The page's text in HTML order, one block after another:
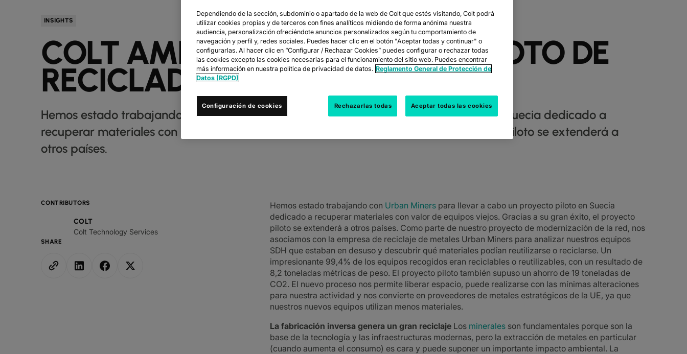
INSIGHTS
COLT AMPLÍA SU PROYECTO PILOTO DE
RECICLADO DE METALES
Hemos estado trabajando con Urban Miners para llevar a cabo un proyecto piloto en Suecia dedicado a
recuperar materiales con valor de equipos viejos. Gracias a su gran éxito, el proyecto piloto se extenderá a
otros países.
CONTRIBUTORS
COLT
Colt Technology Services
SHARE
Hemos estado trabajando con Urban Miners para llevar a cabo un proyecto piloto en Suecia
dedicado a recuperar materiales con valor de equipos viejos. Gracias a su gran éxito, el proyecto
piloto se extenderá a otros países. Como parte de nuestro proyecto de modernización de la red, nos
asociamos con la empresa de reciclaje de metales Urban Miners para analizar nuestros equipos
SDH que estaban en desuso y descubrir qué materiales podían reutilizarse o reciclarse. Un
impresionante 99,4% de los equipos recogidos eran reciclables o reutilizables, con un resultado de
8,2 toneladas métricas de peso. El proyecto piloto también supuso un ahorro de 19 toneladas de
CO2. El nuevo proceso nos permite liberar espacio, puede realizarse con las mínimas alteraciones
para nuestra actividad y nos convierte en proveedores de metales estratégicos de la UE, ya que
nuestros nuevos equipos utilizan menos materiales.
La fabricación inversa genera un gran reciclaje Los minerales son fundamentales porque son la
base de la tecnología y las infraestructuras modernas, pero la extracción de metales en particular
(cuando aumenta el consumo) es cara y puede suponer un importante impacto ambiental. La
Dependiendo de la sección, subdominio o apartado de la web de Colt que estés visitando, Colt podrá
utilizar cookies propias y de terceros con fines analíticos midiendo de forma anónima nuestra
audiencia, personalización ofreciéndote anuncios personalizados según tu comportamiento de
navegación y perfil y, redes sociales. Puedes hacer clic en el botón "Aceptar todas y continuar" o
configurarlas. Al hacer clic en “Configurar / Rechazar Cookies” puedes configurar o rechazar todas
las cookies excepto las cookies necesarias para el funcionamiento del sitio web. Puedes encontrar
más información en nuestra política de privacidad de datos. Reglamento General de Protección de
Datos (RGPD)
Configuración de cookies Rechazarlas todas Aceptar todas las cookies